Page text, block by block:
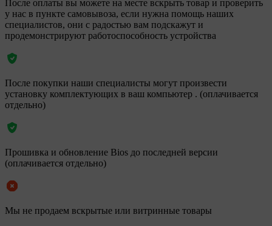
После оплаты вы можете на месте вскрыть товар и проверить
у нас в пункте самовывоза, если нужна помощь наших
специалистов, они с радостью вам подскажут и
продемонстрируют работоспособность устройства
После покупки наши специалисты могут произвести
установку комплектующих в ваш компьютер . (оплачивается
отдельно)
Прошивка и обновление Bios до последней версии
(оплачивается отдельно)
Мы не продаем вскрытые или витринные товары